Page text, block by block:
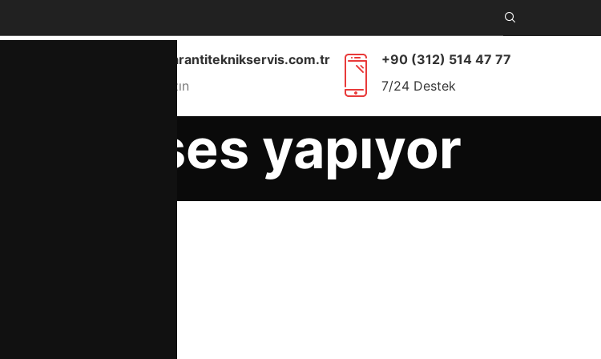
info@garantiteknikservis.com.tr
Bize Yazın
+90 (312) 514 47 77
7/24 Destek
çok ses yapıyor